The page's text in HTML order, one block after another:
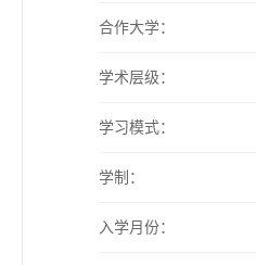
合作大学：
学术层级：
学习模式：
学制：
入学月份：